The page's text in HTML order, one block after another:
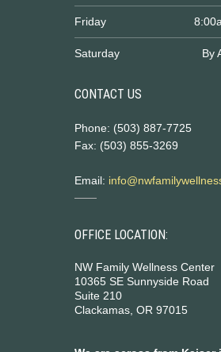
Friday
Saturday By
CONTACT US
Phone: (503) 887-7725
Fax: (503) 855-3269
Email:
OFFICE LOCATION:
NW Family Wellness Center
10365 SE Sunnyside Road
Suite 210
Clackamas, OR 97015